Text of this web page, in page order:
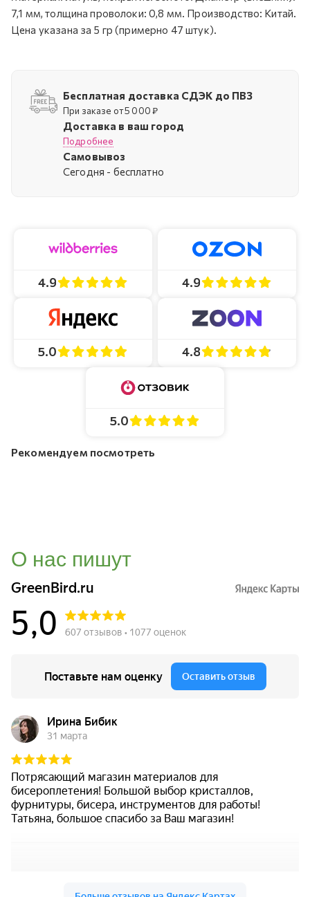
7,1 мм, толщина проволоки: 0,8 мм. Производство: Китай.
Цена указана за 5 гр (примерно 47 штук).
Бесплатная доставка СДЭК до ПВЗ
При заказе от 5 000 ₽
Доставка в ваш город
Подробнее
Самовывоз
Cегодня - бесплатно
4.9 4.9
5.0 4.8
5.0
Рекомендуем посмотреть
О нас пишут